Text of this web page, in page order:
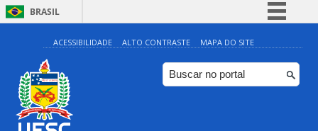
BRASIL
Simplifique!
Comunica BR
Participe
ACESSIBILIDADE ALTO CONTRASTE MAPA DO SITE